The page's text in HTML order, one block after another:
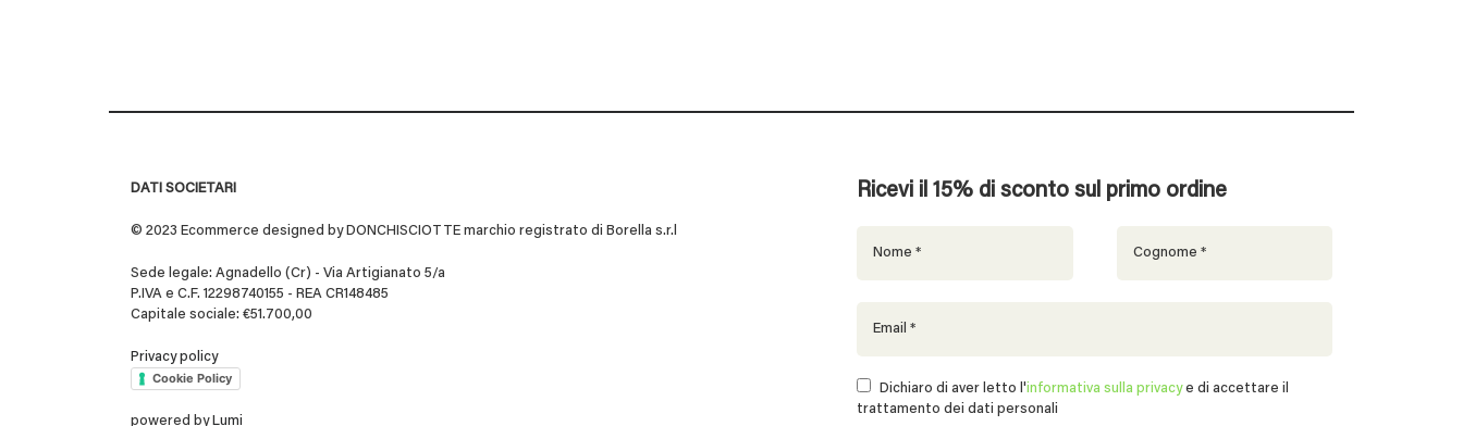
DATI SOCIETARI
© 2023 Ecommerce designed by DONCHISCIOTTE marchio registrato di Borella s.r.l
Sede legale: Agnadello (Cr) - Via Artigianato 5/a
P.IVA e C.F. 12298740155 - REA CR148485
Capitale sociale: €51.700,00
Privacy policy
Cookie Policy
powered by Lumi
Ricevi il 15% di sconto sul primo ordine
Dichiaro di aver letto l'informativa sulla privacye di accettare il
trattamento dei dati personali